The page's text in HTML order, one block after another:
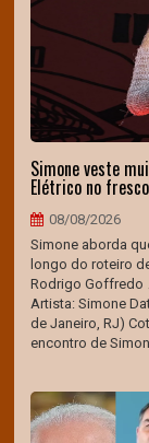
Simone veste
Elétrico no
08/08/2026
Simone aborda
longo do roteiro
Rodrigo Goffredo
Artista: Simone
de Janeiro, RJ)
encontro de